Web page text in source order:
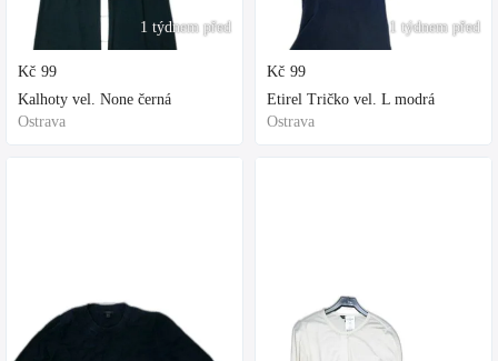
1 týdnem před
Kč 99
Kalhoty vel. None černá
Ostrava
1 týdnem před
Kč 99
Etirel Tričko vel. L modrá
Ostrava